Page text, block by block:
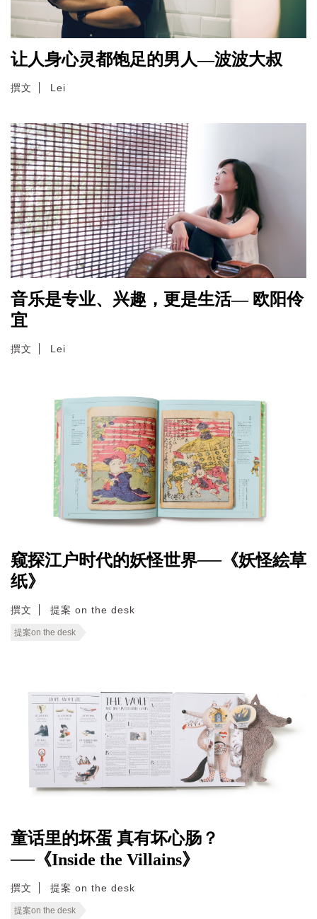
让人身心灵都饱足的男人—波波大叔
撰文 Lei
音乐是专业、兴趣，更是生活— 欧阳伶
宜
撰文 Lei
窥探江户时代的妖怪世界──《妖怪絵草
纸》
撰文 提案 on the desk
提案on the desk
童话里的坏蛋 真有坏心肠？
──《Inside the Villains》
撰文 提案 on the desk
提案on the desk